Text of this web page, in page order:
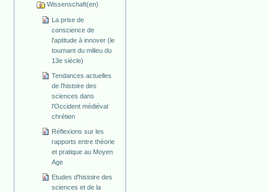
Wissenschaft(en)
La prise de
conscience de
l'aptitude à innover (le
tournant du milieu du
13e siècle)
Tendances actuelles
de l'histoire des
sciences dans
l'Occident médiéval
chrétien
Réflexions sur les
rapports entre théorie
et pratique au Moyen
Age
Etudes d'histoire des
sciences et de la